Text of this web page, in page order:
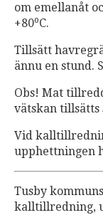
om emellanåt
+80oC.
Tillsätt
ännu en stund.
Obs! Mat
vätskan tillsätts
Vid
upphettningen
Tusby
kalltillredning,